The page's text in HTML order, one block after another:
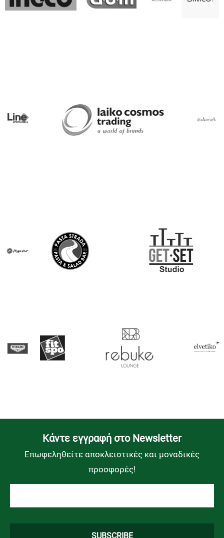
Kάντε εγγραφή στο Newsletter
Επωφεληθείτε αποκλειστικές και μοναδικές
προσφορές!